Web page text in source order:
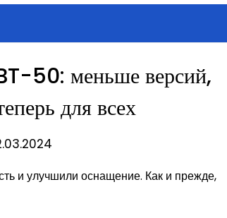
50: меньше версий,
для всех
и улучшили оснащение. Как и прежде,